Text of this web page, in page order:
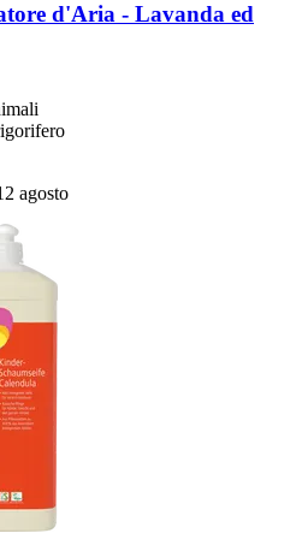
d'Aria -​ Lavanda ed
agosto